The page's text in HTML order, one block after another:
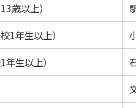
歳以上）
1年生以上）
生以上）